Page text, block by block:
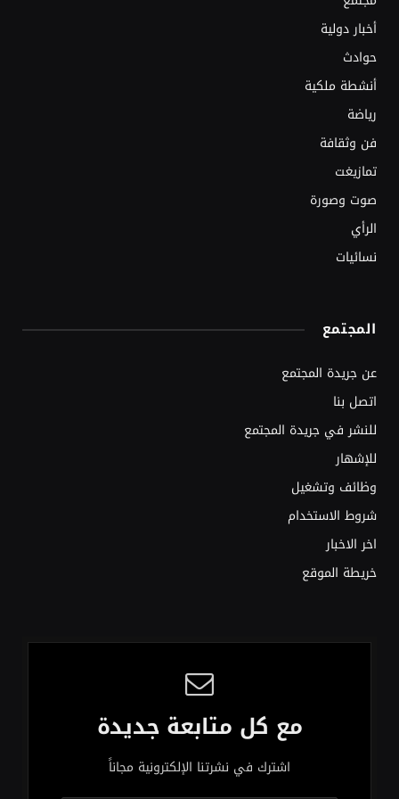
أخبار دولية
حوادث
أنشطة ملكية
رياضة
فن وثقافة
تمازيغت
صوت وصورة
الرأي
نسائيات
المجتمع
عن جريدة المجتمع
اتصل بنا
للنشر في جريدة المجتمع
للإشهار
وظائف وتشغيل
شروط الاستخدام
اخر الاخبار
خريطة الموقع
مع كل متابعة جديدة
اشترك في نشرتنا الإلكترونية مجاناً